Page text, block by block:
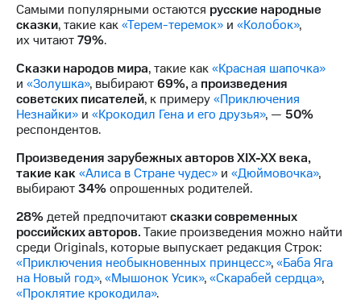
Рынок
акций
Программа
приобретения
Порядок
выкупа
акций
Дивиденды
Рынок
облигаций
Описание
Еврооблигации-2023
Уведомление
о
погашении
именных
Самыми популярными остаются русские народные
сказки, такие как«Терем-теремок» и «Колобок»,
их читают79%.
Сказки народов мира, такие как«Красная шапочка»
и «Золушка», выбирают69%,а произведения
советских писателей, к примеру«Приключения
Незнайки» и «Крокодил Гена и его друзья», — 50%
респондентов.
Произведения зарубежных авторов XIX-XX века,
такие как«Алиса в Стране чудес» и «Дюймовочка»,
выбирают34%опрошенных родителей.
28%детей предпочитаютсказки современных
российских авторов.Такие произведения можно найти
среди Originals, которые выпускает редакция Строк:
«Приключения необыкновенных принцесс»,«Баба Яга
на Новый год»,«Мышонок Усик»,«Скарабей сердца»,
«Проклятие крокодила».